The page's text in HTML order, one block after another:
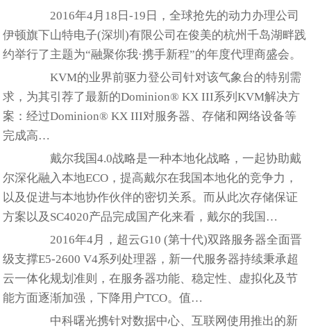
2016年4月18日-19日，全球抢先的动力办理公司
伊顿旗下山特电子(深圳)有限公司在俊美的杭州千岛湖畔践
约举行了主题为“融聚你我·携手新程”的年度代理商盛会。
KVM的业界前驱力登公司针对该气象台的特别需
求，为其引荐了最新的Dominion® KX III系列KVM解决方
案：经过Dominion® KX III对服务器、存储和网络设备等
完成高…
戴尔我国4.0战略是一种本地化战略，一起协助戴
尔深化融入本地ECO，提高戴尔在我国本地化的竞争力，
以及促进与本地协作伙伴的密切关系。而从此次存储保证
方案以及SC4020产品完成国产化来看，戴尔的我国…
2016年4月，超云G10 (第十代)双路服务器全面晋
级支撑E5-2600 V4系列处理器，新一代服务器持续秉承超
云一体化规划准则，在服务器功能、稳定性、虚拟化及节
能方面逐渐加强，下降用户TCO。值…
中科曙光携针对数据中心、互联网使用推出的新